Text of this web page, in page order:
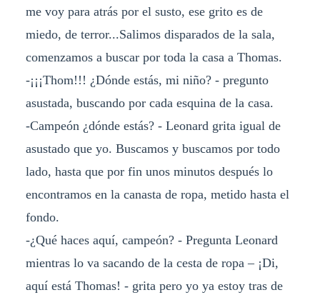
me voy para atrás por el susto, ese grito es de
miedo, de terror...Salimos disparados de la sala,
comenzamos a buscar por toda la casa a Thomas.
-¡¡¡Thom!!! ¿Dónde estás, mi niño? - pregunto
asustada, buscando por cada esquina de la casa.
-Campeón ¿dónde estás? - Leonard grita igual de
asustado que yo. Buscamos y buscamos por todo
lado, hasta que por fin unos minutos después lo
encontramos en la canasta de ropa, metido hasta el
fondo.
-¿Qué haces aquí, campeón? - Pregunta Leonard
mientras lo va sacando de la cesta de ropa – ¡Di,
aquí está Thomas! - grita pero yo ya estoy tras de